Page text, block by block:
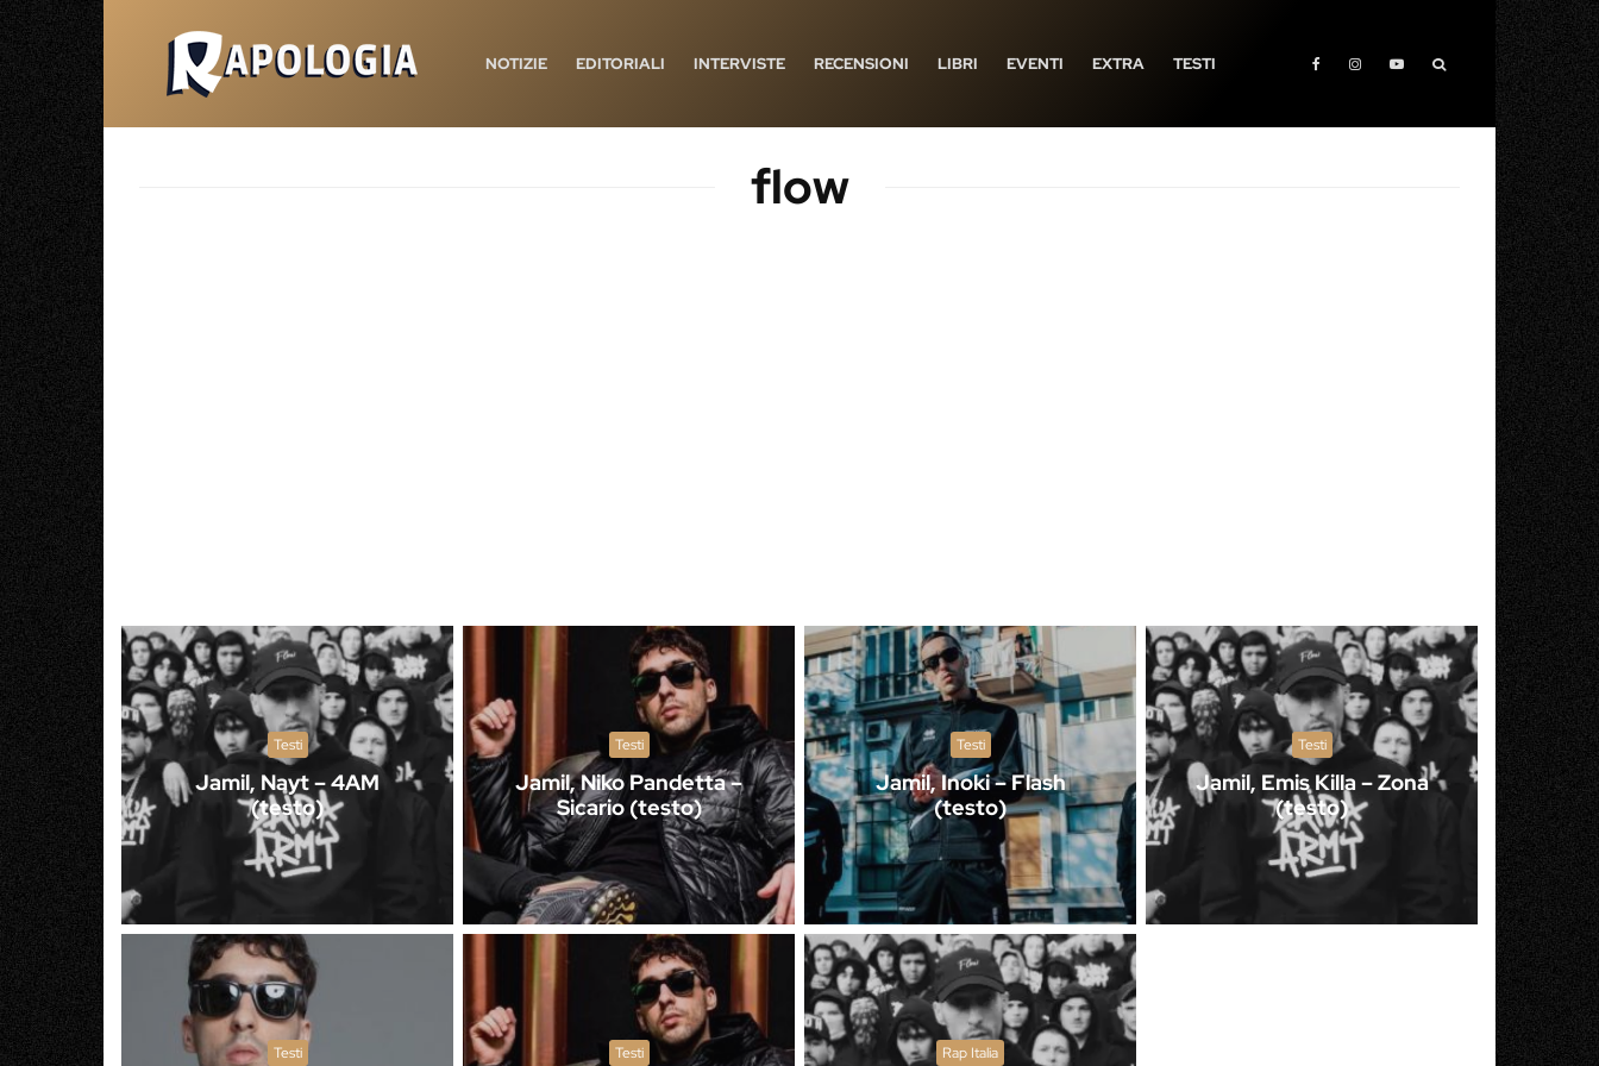
NOTIZIE EDITORIALI INTERVISTE RECENSIONI LIBRI EVENTI EXTRA TESTI
flow
Testi
Jamil, Nayt – 4AM
(testo)
Testi
Jamil, Niko Pandetta –
Sicario (testo)
Testi
Jamil, Inoki – Flash
(testo)
Testi
Jamil, Emis Killa – Zona
(testo)
Testi Testi Rap Italia